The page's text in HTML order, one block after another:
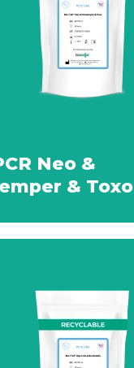
Neo &
& Toxo